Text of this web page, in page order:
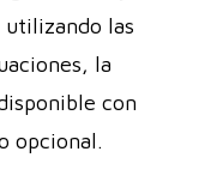
utilizando las
la
con
opcional.